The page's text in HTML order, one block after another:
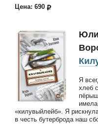
Цена: 690
Я
хлеб
«килувыйлейб». Я
в честь бутерброда наш